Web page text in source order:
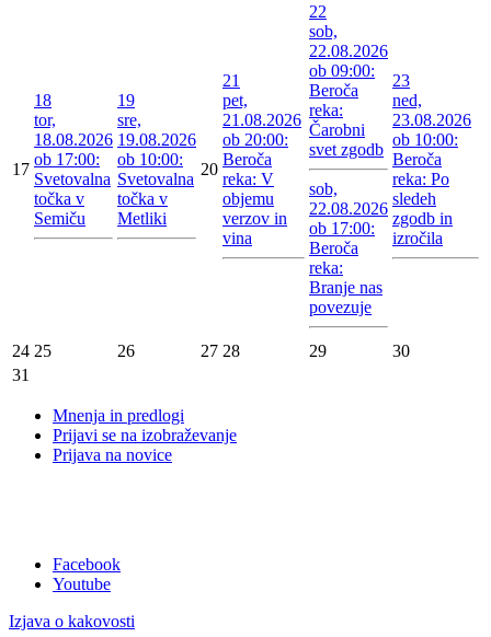
17
18
tor,
18.08.2026
ob 17:00:
Svetovalna
točka v
Semiču
19
sre,
19.08.2026
ob 10:00:
Svetovalna
točka v
Metliki
20
21
pet,
21.08.2026
ob 20:00:
Beroča
reka: V
objemu
verzov in
vina
22
sob,
22.08.2026
ob 09:00:
Beroča
reka:
Čarobni
svet zgodb
sob,
22.08.2026
ob 17:00:
Beroča
reka:
Branje nas
povezuje
23
ned,
23.08.2026
ob 10:00:
Beroča
reka: Po
sledeh
zgodb in
izročila
24 25 26 27 28 29
30
31
Mnenja in predlogi
Prijavi se na izobraževanje
Prijava na novice
Facebook
Youtube
Izjava o kakovosti